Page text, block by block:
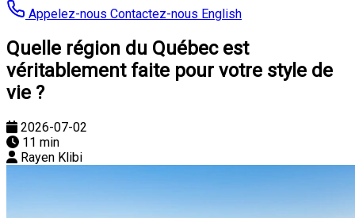
Appelez-nous Contactez-nous English
Quelle région du Québec est
véritablement faite pour votre style de
vie ?
2026-07-02
11 min
Rayen Klibi